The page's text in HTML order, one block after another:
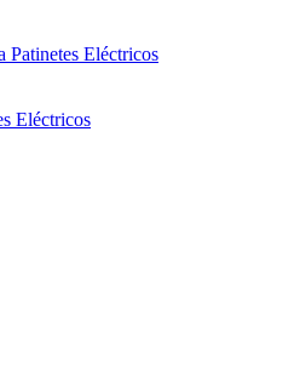
Patinetes Eléctricos
Eléctricos